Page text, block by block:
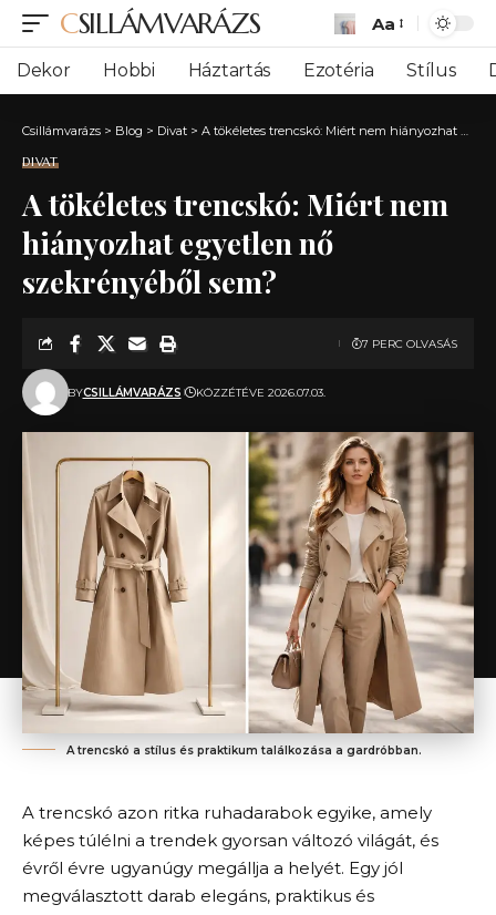
CSILLÁMVARÁZS
Font
Resizer
Aa
Dekor Hobbi Háztartás Ezotéria Stílus
Csillámvarázs > Blog > Divat > A tökéletes trencskó: Miért nem hiányozhat egyetlen nő szekrényéből sem?
DIVAT
A tökéletes trencskó: Miért nem
hiányozhat egyetlen nő
szekrényéből sem?
BYCSILLÁMVARÁZS KÖZZÉTÉVE 2026.07.03.
7 PERC OLVASÁS
A trencskó a stílus és praktikum találkozása a gardróbban.
A trencskó azon ritka ruhadarabok egyike, amely
képes túlélni a trendek gyorsan változó világát, és
évről évre ugyanúgy megállja a helyét. Egy jól
megválasztott darab elegáns, praktikus és